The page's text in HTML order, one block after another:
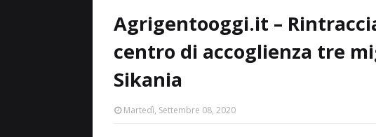
Agrigentooggi.it –
centro di accoglienza tre
Sikania
Martedì, Settembre 08, 2020